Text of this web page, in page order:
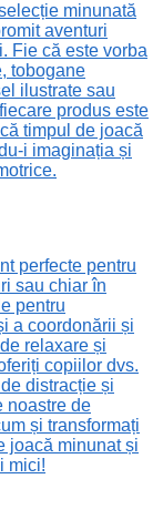
minunată
aventuri
Fie că este vorba
tobogane
ilustrate sau
produs este
timpul de joacă
i imaginația și
perfecte pentru
sau chiar în
pentru
a coordonării și
relaxare și
copiilor dvs.
distracție și
noastre de
și transformați
joacă minunat și
mici!